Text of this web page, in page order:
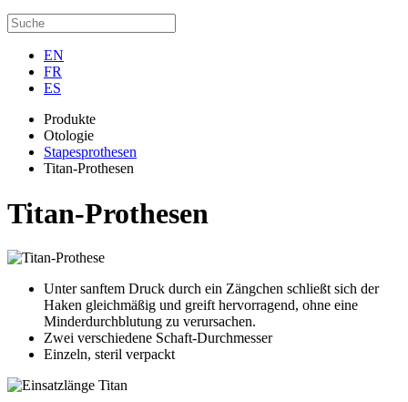
EN
FR
ES
Produkte
Otologie
Stapesprothesen
Titan-Prothesen
Titan-Prothesen
Unter sanftem Druck durch ein Zängchen schließt sich der
Haken gleichmäßig und greift hervorragend, ohne eine
Minderdurchblutung zu verursachen.
Zwei verschiedene Schaft-Durchmesser
Einzeln, steril verpackt